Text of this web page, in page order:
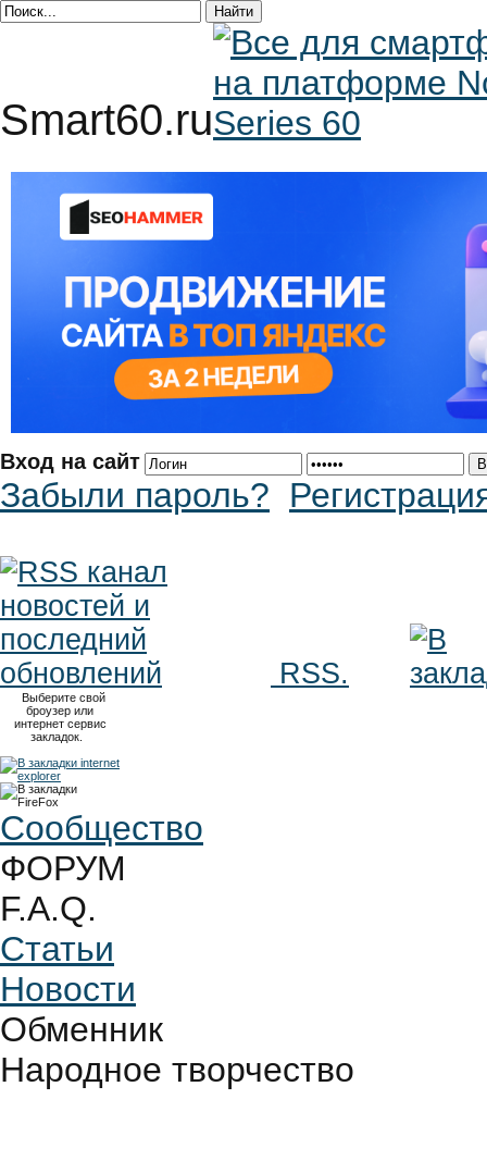
Smart60.ru
Вход на сайт
Забыли пароль?
RSS.
Выберите свой
броузер или
интернет сервис
закладок.
Сообщество
ФОРУМ
F.A.Q.
Статьи
Новости
Обменник
Народное творчество